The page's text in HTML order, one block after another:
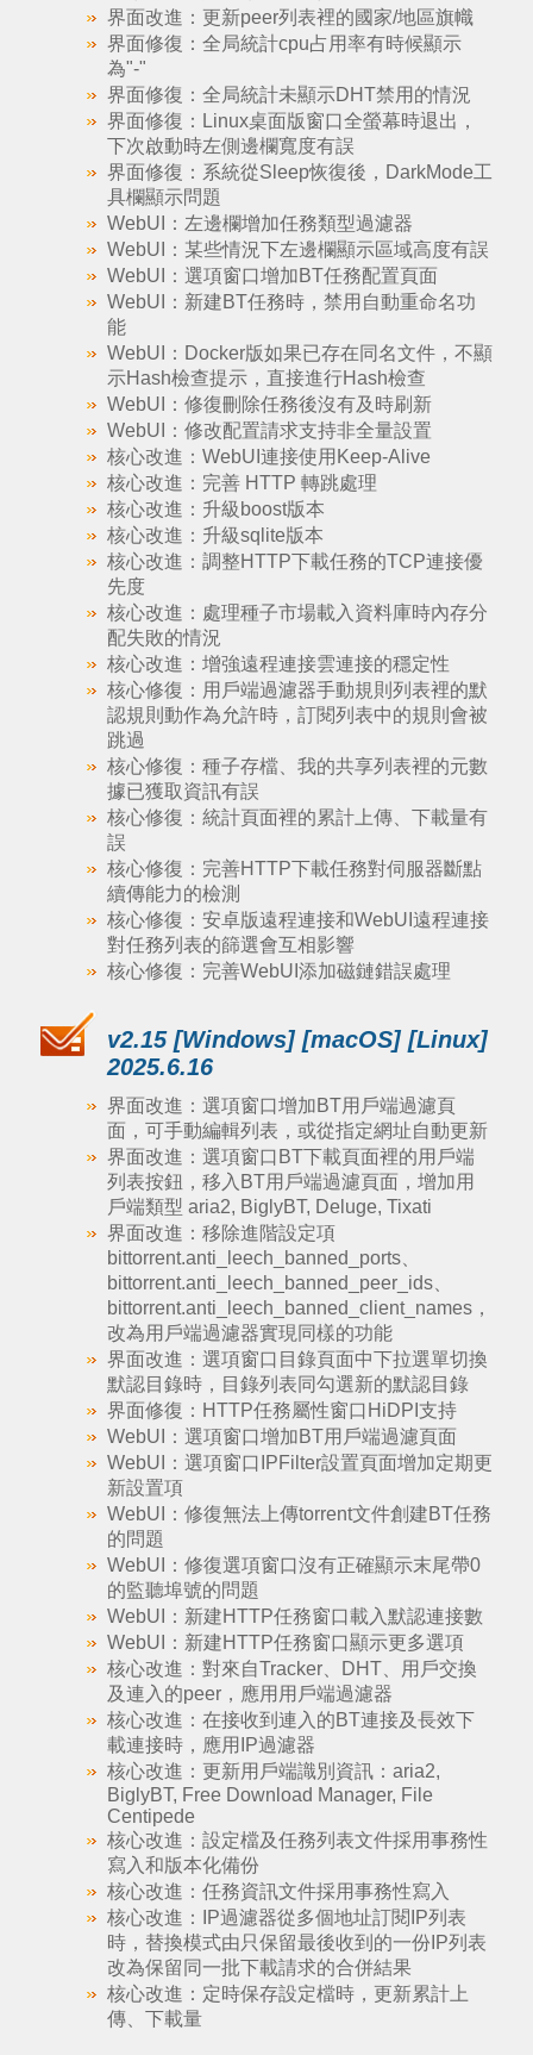
界面改進：更新peer列表裡的國家/地區旗幟
界面修復：全局統計cpu占用率有時候顯示
為"-"
界面修復：全局統計未顯示DHT禁用的情況
界面修復：Linux桌面版窗口全螢幕時退出，
下次啟動時左側邊欄寬度有誤
界面修復：系統從Sleep恢復後，DarkMode工
具欄顯示問題
WebUI：左邊欄增加任務類型過濾器
WebUI：某些情況下左邊欄顯示區域高度有誤
WebUI：選項窗口增加BT任務配置頁面
WebUI：新建BT任務時，禁用自動重命名功
能
WebUI：Docker版如果已存在同名文件，不顯
示Hash檢查提示，直接進行Hash檢查
WebUI：修復刪除任務後沒有及時刷新
WebUI：修改配置請求支持非全量設置
核心改進：WebUI連接使用Keep-Alive
核心改進：完善 HTTP 轉跳處理
核心改進：升級boost版本
核心改進：升級sqlite版本
核心改進：調整HTTP下載任務的TCP連接優
先度
核心改進：處理種子市場載入資料庫時內存分
配失敗的情況
核心改進：增強遠程連接雲連接的穩定性
核心修復：用戶端過濾器手動規則列表裡的默
認規則動作為允許時，訂閱列表中的規則會被
跳過
核心修復：種子存檔、我的共享列表裡的元數
據已獲取資訊有誤
核心修復：統計頁面裡的累計上傳、下載量有
誤
核心修復：完善HTTP下載任務對伺服器斷點
續傳能力的檢測
核心修復：安卓版遠程連接和WebUI遠程連接
對任務列表的篩選會互相影響
核心修復：完善WebUI添加磁鏈錯誤處理
v2.15 [Windows] [macOS] [Linux]
2025.6.16
界面改進：選項窗口增加BT用戶端過濾頁
面，可手動編輯列表，或從指定網址自動更新
界面改進：選項窗口BT下載頁面裡的用戶端
列表按鈕，移入BT用戶端過濾頁面，增加用
戶端類型 aria2, BiglyBT, Deluge, Tixati
界面改進：移除進階設定項
bittorrent.anti_leech_banned_ports、
bittorrent.anti_leech_banned_peer_ids、
bittorrent.anti_leech_banned_client_names，
改為用戶端過濾器實現同樣的功能
界面改進：選項窗口目錄頁面中下拉選單切換
默認目錄時，目錄列表同勾選新的默認目錄
界面修復：HTTP任務屬性窗口HiDPI支持
WebUI：選項窗口增加BT用戶端過濾頁面
WebUI：選項窗口IPFilter設置頁面增加定期更
新設置項
WebUI：修復無法上傳torrent文件創建BT任務
的問題
WebUI：修復選項窗口沒有正確顯示末尾帶0
的監聽埠號的問題
WebUI：新建HTTP任務窗口載入默認連接數
WebUI：新建HTTP任務窗口顯示更多選項
核心改進：對來自Tracker、DHT、用戶交換
及連入的peer，應用用戶端過濾器
核心改進：在接收到連入的BT連接及長效下
載連接時，應用IP過濾器
核心改進：更新用戶端識別資訊：aria2,
BiglyBT, Free Download Manager, File
Centipede
核心改進：設定檔及任務列表文件採用事務性
寫入和版本化備份
核心改進：任務資訊文件採用事務性寫入
核心改進：IP過濾器從多個地址訂閱IP列表
時，替換模式由只保留最後收到的一份IP列表
改為保留同一批下載請求的合併結果
核心改進：定時保存設定檔時，更新累計上
傳、下載量